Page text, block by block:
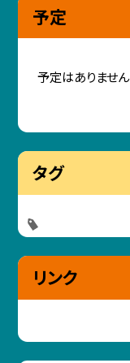
予定
予定はありません
タグ
リンク